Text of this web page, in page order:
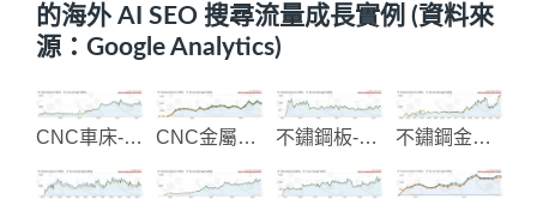
的海外 AI SEO 搜尋流量成長實例 (資料來
源：Google Analytics)
CNC車床-銑床加工機械 CNC金屬與塑膠加工 不鏽鋼板-鋼捲-鋼帶 不鏽鋼金屬欄杆圓管配件